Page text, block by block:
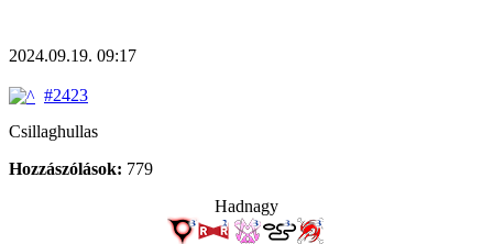
2024.09.19. 09:17
#2423
Csillaghullas
Hozzászólások: 779
Hadnagy